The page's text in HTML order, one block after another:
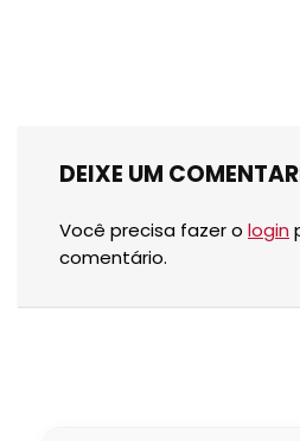
DEIXE UM
Você precisa fazer o login
comentário.